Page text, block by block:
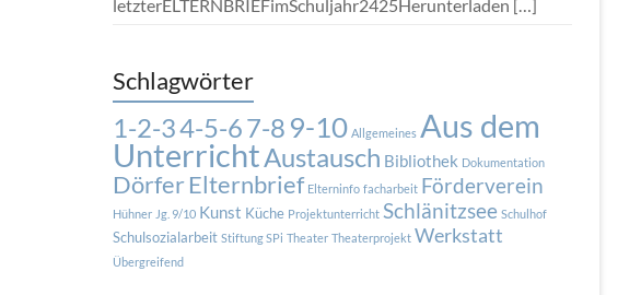
letzterELTERNBRIEFimSchuljahr2425Herunterladen […]
Schlagwörter
1-2-34-5-67-8 9-10 Allgemeines Aus dem
UnterrichtAustausch Bibliothek Dokumentation
DörferElternbrief Elterninfo facharbeit Förderverein
Hühner Jg. 9/10 Kunst Küche Projektunterricht Schlänitzsee Schulhof
Schulsozialarbeit Stiftung SPi Theater Theaterprojekt Werkstatt
Übergreifend